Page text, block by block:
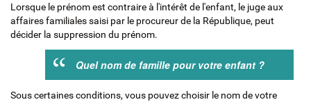
Lorsque le prénom est contraire à l'intérêt de l'enfant, le juge aux
affaires familiales saisi par le procureur de la République, peut
décider la suppression du prénom.
Quel nom de famille pour votre enfant ?
Sous certaines conditions, vous pouvez choisir le nom de votre